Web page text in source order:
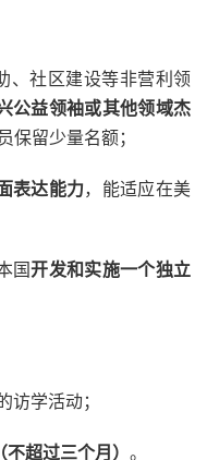
、社区建设等非营利领
公益领袖或其他领域杰
保留少量名额；
表达能力，能适应在美
国开发和实施一个独立
访学活动；
（不超过三个月） 。